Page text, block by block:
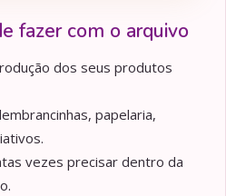
fazer com o arquivo
dos seus produtos
papelaria,
vezes precisar dentro da